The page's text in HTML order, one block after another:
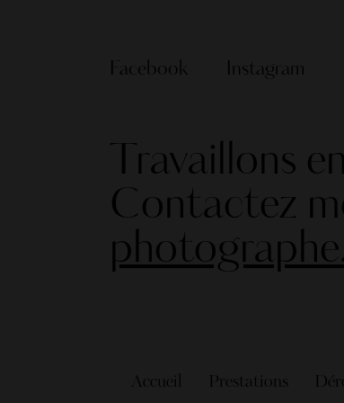
Facebook Instagram
Travaillons
Contactez
Accueil Prestations